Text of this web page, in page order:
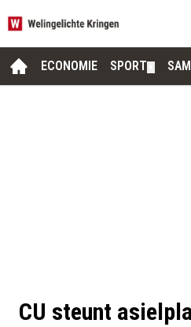
ECONOMIE SPORT
CU steunt